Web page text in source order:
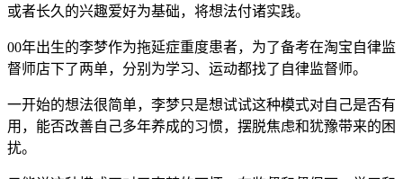
或者长久的兴趣爱好为基础，将想法付诸实践。
00年出生的李梦作为拖延症重度患者，为了备考在淘宝自律监
督师店下了两单，分别为学习、运动都找了自律监督师。
一开始的想法很简单，李梦只是想试试这种模式对自己是否有
用，能否改善自己多年养成的习惯，摆脱焦虑和犹豫带来的困
扰。